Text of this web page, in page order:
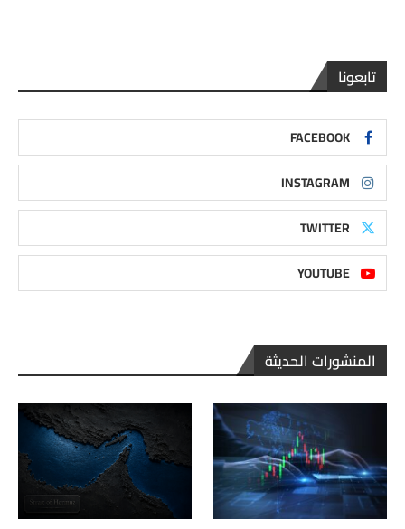
تابعونا
FACEBOOK
INSTAGRAM
TWITTER
YOUTUBE
المنشورات الحديثة